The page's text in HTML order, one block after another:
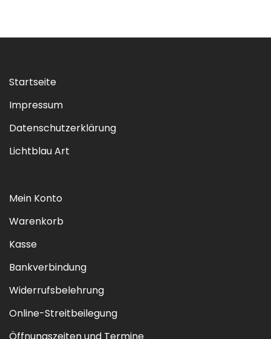
Startseite
Impressum
Datenschutzerklärung
Lichtblau Art
Mein Konto
Warenkorb
Kasse
Bankverbindung
Widerrufsbelehrung
Online-Streitbeilegung